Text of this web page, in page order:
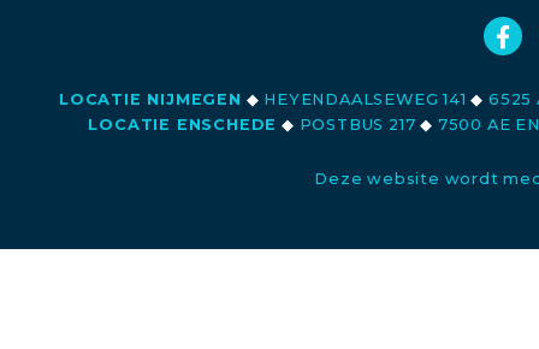
LOCATIE NIJMEGEN ◆ HEYENDAALSEWEG 141◆ 6525
LOCATIE ENSCHEDE ◆ POSTBUS 217◆ 7500 AE
Deze website wordt